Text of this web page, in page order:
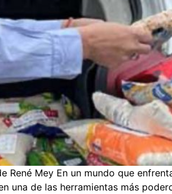
Mey En un mundo que
una de las herramientas más